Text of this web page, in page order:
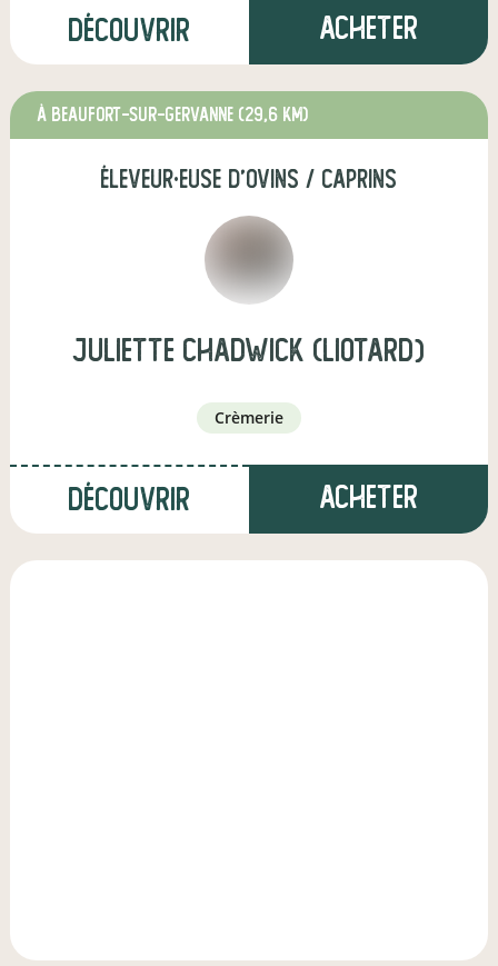
Découvrir Acheter
à Beaufort-sur-Gervanne (29,6 km)
éleveur·euse d'ovins / caprins
juliette chadwick (liotard)
crèmerie
Découvrir Acheter